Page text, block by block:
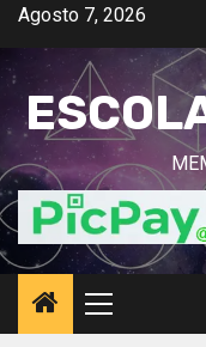
Avançar
o
conteúdo
Agosto 7, 2026
Menu
principal